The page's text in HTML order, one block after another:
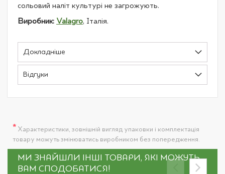
сольовий наліт культурі не загрожують.
Виробник: Valagro, Італія.
Докладніше
Відгуки
* Характеристики, зовнішній вигляд упаковки і комплектація
товару можуть змінюватись виробником без попередження.
МИ ЗНАЙШЛИ ІНШІ ТОВАРИ, ЯКІ МОЖУТЬ
ВАМ СПОДОБАТИСЯ!